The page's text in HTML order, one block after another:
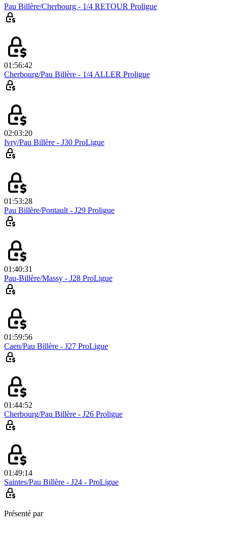
Pau Billère/Cherbourg - 1/4 RETOUR Proligue
01:56:42
Cherbourg/Pau Billère - 1/4 ALLER Proligue
02:03:20
Ivry/Pau Billère - J30 ProLigue
01:53:28
Pau Billère/Pontault - J29 Proligue
01:40:31
Pau-Billère/Massy - J28 ProLigue
01:59:56
Caen/Pau Billère - J27 ProLigue
01:44:52
Cherbourg/Pau Billère - J26 Proligue
01:49:14
Saintes/Pau Billère - J24 - ProLigue
Présenté par